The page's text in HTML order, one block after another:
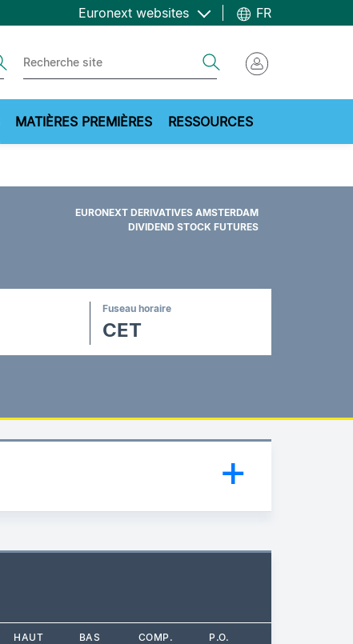
Euronext websites FR
MATIÈRES PREMIÈRES RESSOURCES
EURONEXT DERIVATIVES AMSTERDAM
DIVIDEND STOCK FUTURES
Fuseau horaire
CET
HAUT BAS COMP. P.O.